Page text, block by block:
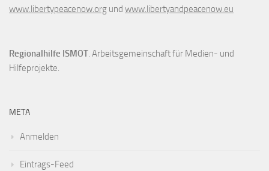
www.libertypeacenow.org und www.libertyandpeacenow.eu
Regionalhilfe ISMOT. Arbeitsgemeinschaft für Medien- und
Hilfeprojekte.
META
Anmelden
Eintrags-Feed